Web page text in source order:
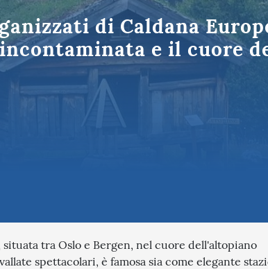
in Italia Puglia
di Caldana
e il cuore
tra Oslo e Bergen, nel cuore dell'altopiano
spettacolari, è famosa sia come elegante